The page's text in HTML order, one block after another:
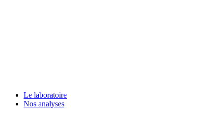
Le laboratoire
Nos analyses